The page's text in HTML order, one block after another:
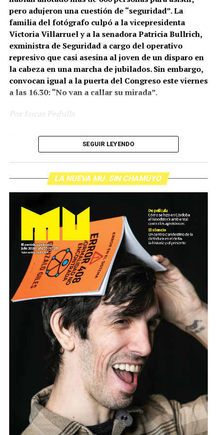
pero adujeron una cuestión de “seguridad”. La
familia del fotógrafo culpó a la vicepresidenta
Victoria Villarruel y a la senadora Patricia Bullrich,
exministra de Seguridad a cargo del operativo
represivo que casi asesina al joven de un disparo en
la cabeza en una marcha de jubilados. Sin embargo,
convocan igual a la puerta del Congreso este viernes
a las 16.30: “No van a callar su mirada”.
Por Lucas Pedulla
“Primero el disparo. Después la estigmatización. Ahora
sobrevivió a un disparo a la cabeza en una represión a
jubilados del gobierno de Javier Milei, informó a través
Villarruel y la senadora Patricia Bullrich cancelaron la
muestra fotográfica que iban a desarrollar en el Salón
Azul de la Cámara Alta, en el marco del Día Nacional
contra la Violencia Institucional.
“Pablo sigue rehabilitándose todos los días después del
operativo de seguridad encabezado por Bullrich”, indica
la familia. La actual senadora –una de las principales
figuras de La Libertad Avanza en las próximas
elecciones– era la entonces ministra de Seguridad a
cargo de la brutal represión. Ese día –12 de marzo de
2025– las hinchadas de fútbol se habían autoconvocado
para acompañar la marcha que todos los miércoles
jubiladas y jubilados realizan en el Congreso en protesta
contra el recorte de sus haberes. La jornada se preveía
masiva y, por eso, Bullrich ordenó una represión brutal.
A las 17:18 de esa tarde, el gendarme Héctor Guerrero
disparó una granada de gas lacrimógeno en línea recta
que impactó en la frente de Pablo, que recién un año y
SEGUIR LEYENDO
LA NUEVA MU. SIN CHAMUYO